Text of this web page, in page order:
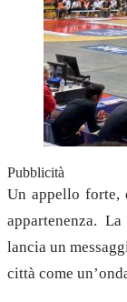
Pubblicità
Un appello forte,
appartenenza.
lancia un
città come